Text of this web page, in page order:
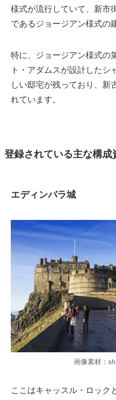
様式が流行していて、新市
であるジョージアン様式の
特に、ジョージアン様式の
ト・アダムスが設計したシ
しい邸宅が残っており、新
れています。
登録されている主な構成
エディンバラ城
画像素材：
ここはキャッスル・ロック